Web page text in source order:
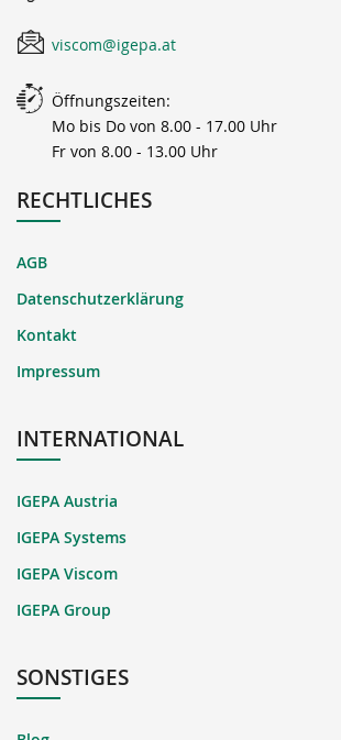
viscom@igepa.at
Öffnungszeiten:
Mo bis Do von 8.00 - 17.00 Uhr
Fr von 8.00 - 13.00 Uhr
RECHTLICHES
AGB
Datenschutzerklärung
Kontakt
Impressum
INTERNATIONAL
IGEPA Austria
IGEPA Systems
IGEPA Viscom
IGEPA Group
SONSTIGES